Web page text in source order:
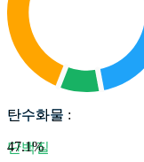
탄수화물
단백질
탄수화물 :
47.1%